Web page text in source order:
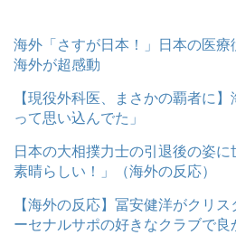
海外「さすが日本！」日本の医
海外が超感動
【現役外科医、まさかの覇者に
って思い込んでた」
日本の大相撲力士の引退後の姿
素晴らしい！」（海外の反応）
【海外の反応】冨安健洋がクリ
ーセナルサポの好きなクラブで良